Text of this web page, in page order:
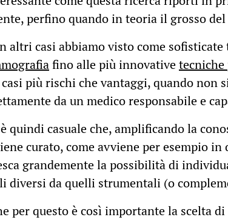
perfino quando in teoria il grosso
altri casi abbiamo visto come
fino alle più innovative
più rischi che vantaggi, quando non
da un medico responsabile e
quindi casuale che, amplificando la
curato, come avviene per esempio
grandemente la possibilità di
diversi da quelli strumentali (o
per questo è così importante la scelta